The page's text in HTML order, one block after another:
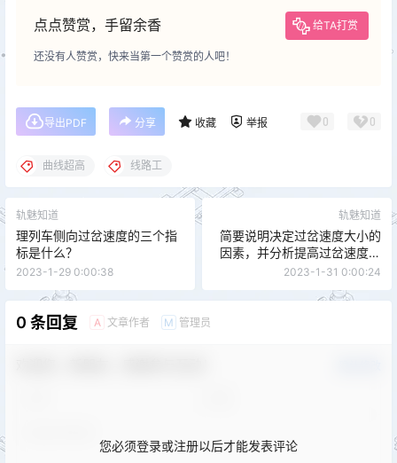
点点赞赏，手留余香 给TA打赏
还没有人赞赏，快来当第一个赞赏的人吧！
导出PDF 分享 收藏 举报 0 0
曲线超高 线路工
轨魅知道
理列车侧向过岔速度的三个指
标是什么？
2023-1-29 0:00:38
轨魅知道
简要说明决定过岔速度大小的
因素，并分析提高过岔速度的
措施。
2023-1-31 0:00:24
0 条回复 A 文章作者 M 管理员
您必须登录或注册以后才能发表评论